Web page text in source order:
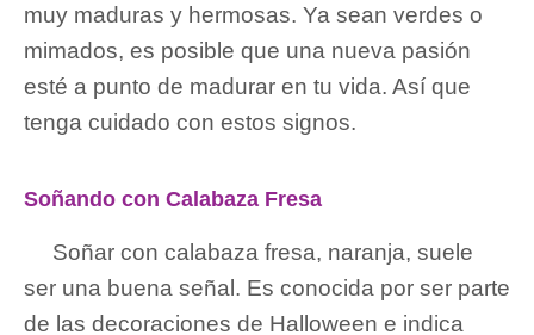
muy maduras y hermosas. Ya sean verdes o
mimados, es posible que una nueva pasión
esté a punto de madurar en tu vida. Así que
tenga cuidado con estos signos.
Soñando con Calabaza Fresa
Soñar con calabaza fresa, naranja, suele
ser una buena señal. Es conocida por ser parte
de las decoraciones de Halloween e indica